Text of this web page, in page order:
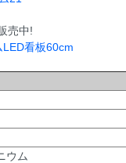
売中!
ウム